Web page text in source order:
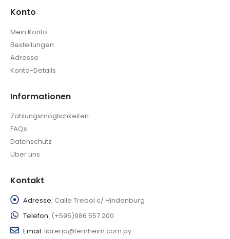
Konto
Mein Konto
Bestellungen
Adresse
Konto-Details
Informationen
Zahlungsmöglichkeiten
FAQs
Datenschutz
Über uns
Kontakt
Adresse: Calle Trebol c/ Hindenburg
Telefon: (+595)986 557 200
Email: libreria@fernheim.com.py